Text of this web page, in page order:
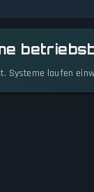
Systeme laufen